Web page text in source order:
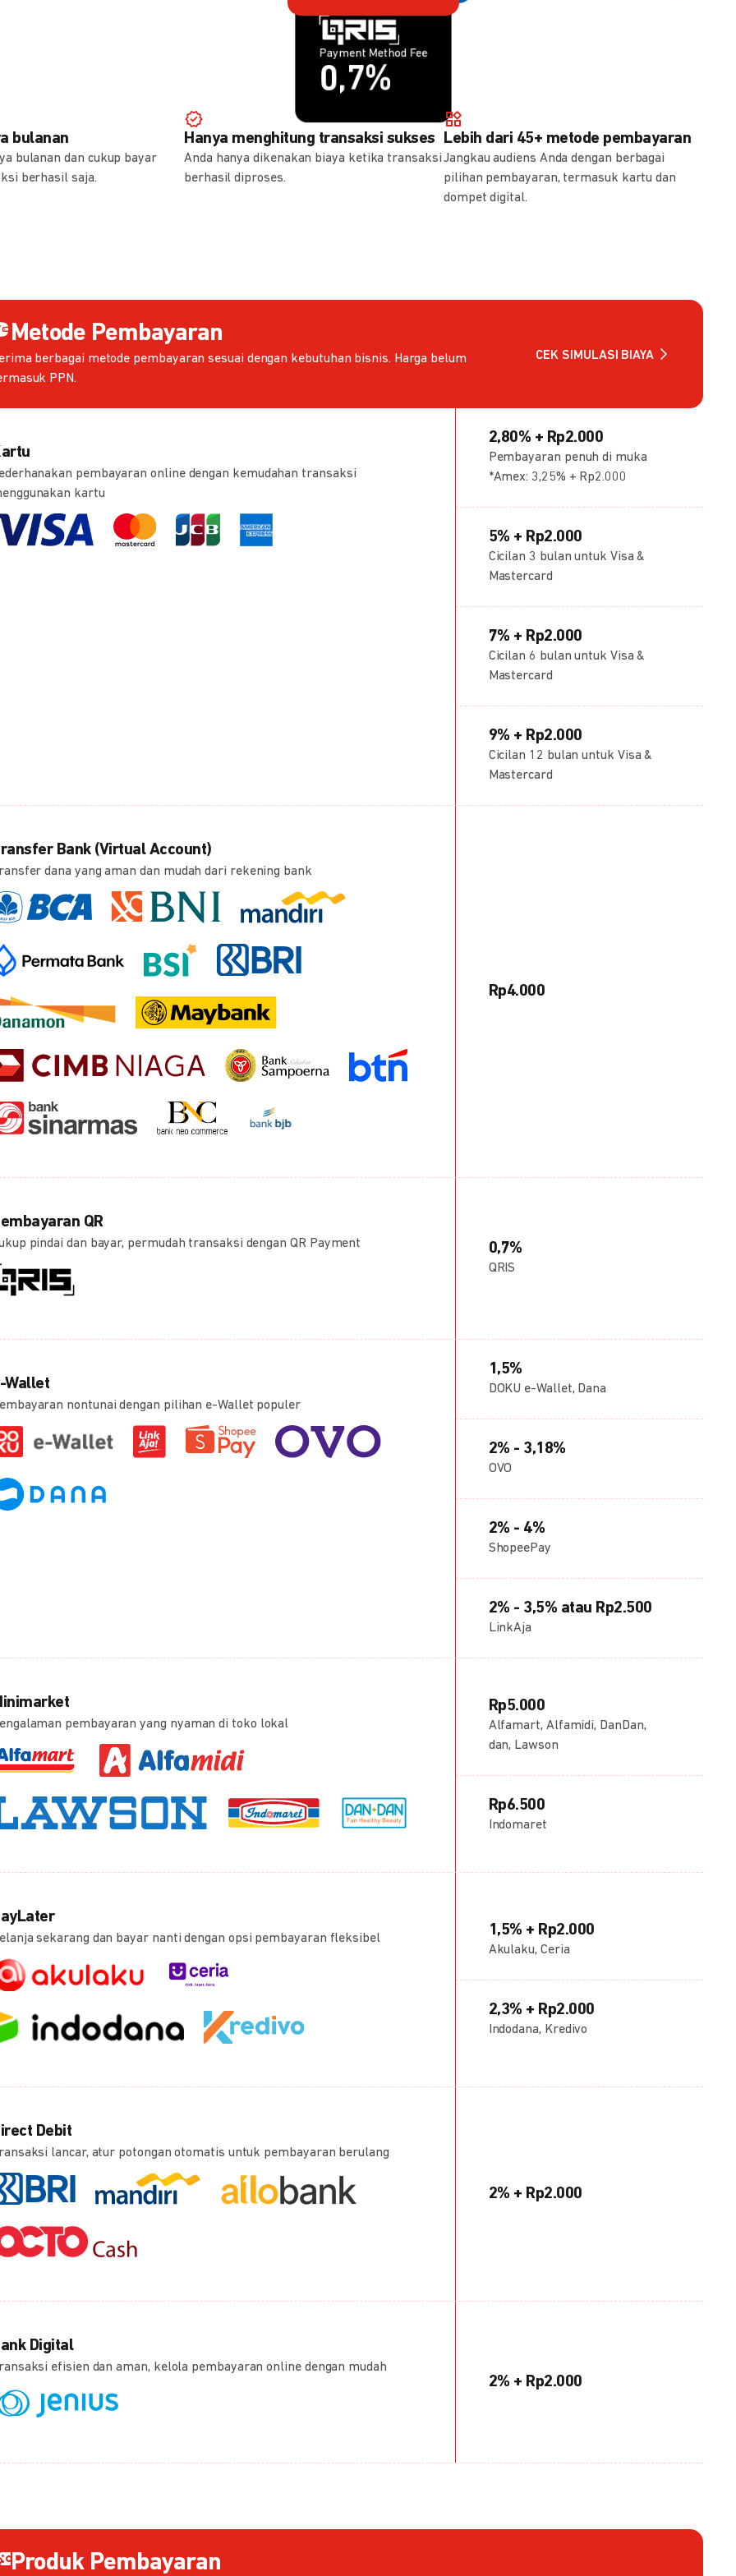
Payment Method Fee
0,7%
Payment Method Fee
1,5%
bulanan
bulanan dan cukup bayar
berhasil saja.
Hanya menghitung transaksi sukses
Anda hanya dikenakan biaya ketika transaksi
berhasil diproses.
Lebih dari 45+ metode pembayaran
Jangkau audiens Anda dengan berbagai
pilihan pembayaran, termasuk kartu dan
dompet digital.
Metode Pembayaran
berbagai metode pembayaran sesuai dengan kebutuhan bisnis. Harga belum
PPN.
CEK SIMULASI BIAYA
pembayaran online dengan kemudahan transaksi
kartu
2,80% + Rp2.000
Pembayaran penuh di muka
*Amex: 3,25% + Rp2.000
5% + Rp2.000
Cicilan 3 bulan untuk Visa &
Mastercard
7% + Rp2.000
Cicilan 6 bulan untuk Visa &
Mastercard
9% + Rp2.000
Cicilan 12 bulan untuk Visa &
Mastercard
Bank (Virtual Account)
dana yang aman dan mudah dari rekening bank
Rp4.000
QR
pindai dan bayar, permudah transaksi dengan QR Payment 0,7%
QRIS
Wallet
nontunai dengan pilihan e-Wallet populer
1,5%
DOKU e-Wallet, Dana
2% - 3,18%
OVO
2% - 4%
ShopeePay
2% - 3,5% atau Rp2.500
LinkAja
pembayaran yang nyaman di toko lokal
Rp5.000
Alfamart, Alfamidi, DanDan,
dan, Lawson
Rp6.500
Indomaret
sekarang dan bayar nanti dengan opsi pembayaran fleksibel
1,5% + Rp2.000
Akulaku, Ceria
2,3% + Rp2.000
Indodana, Kredivo
Debit
lancar, atur potongan otomatis untuk pembayaran berulang
2% + Rp2.000
Digital
efisien dan aman, kelola pembayaran online dengan mudah
2% + Rp2.000
Produk Pembayaran